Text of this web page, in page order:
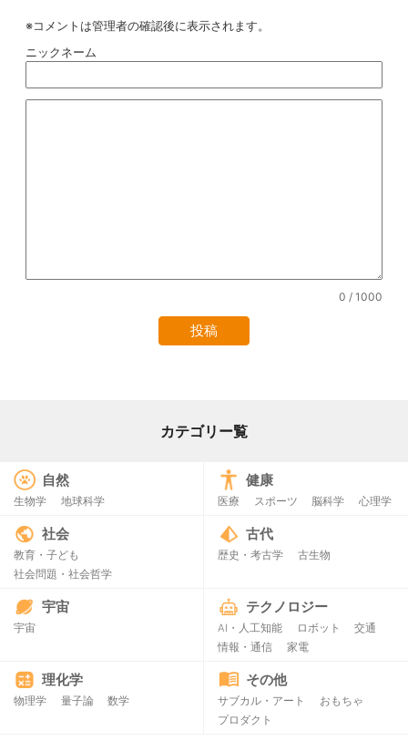
※コメントは管理者の確認後に表示されます。
ニックネーム
0 / 1000
カテゴリー覧
自然
生物学 地球科学
健康
医療 スポーツ 脳科学 心理学
社会
教育・子ども
社会問題・社会哲学
古代
歴史・考古学 古生物
宇宙
宇宙
テクノロジー
AI・人工知能 ロボット
交通
情報・通信
家電
理化学
物理学 量子論 数学
その他
サブカル・アート
おもちゃ
プロダクト